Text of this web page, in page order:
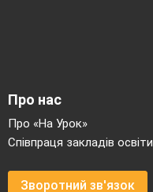
Про нас
Про «На Урок»
Співпраця закладів освіти
Зворотний зв'язок